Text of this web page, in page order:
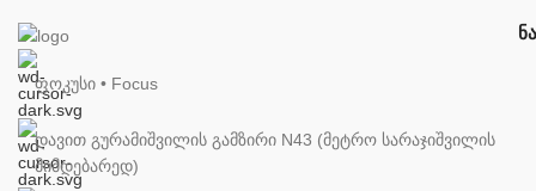
ფოკუსი • Focus
დავით გურამიშვილის გამზირი N43 (მეტრო სარაჯიშვილის
მიმდებარედ)